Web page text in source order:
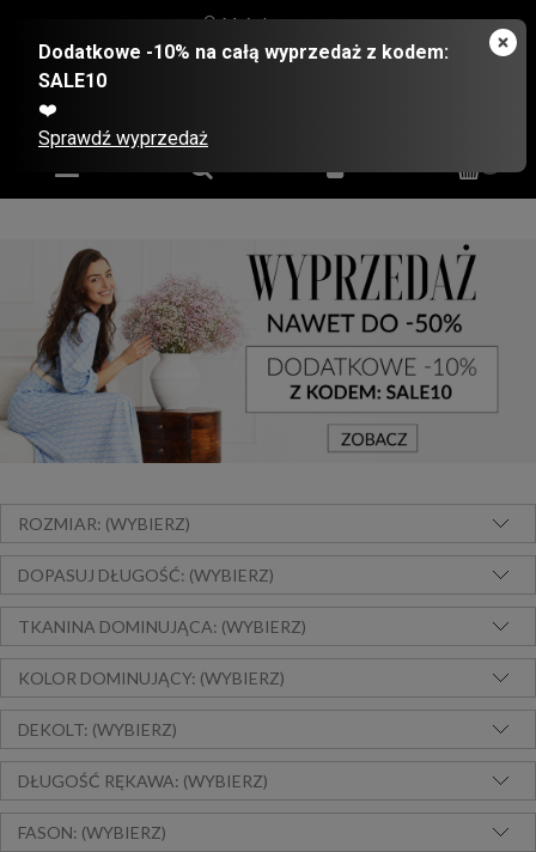
Moje konto
ROZMIAR: (WYBIERZ)
DOPASUJ DŁUGOŚĆ: (WYBIERZ)
TKANINA DOMINUJĄCA: (WYBIERZ)
KOLOR DOMINUJĄCY: (WYBIERZ)
DEKOLT: (WYBIERZ)
DŁUGOŚĆ RĘKAWA: (WYBIERZ)
FASON: (WYBIERZ)